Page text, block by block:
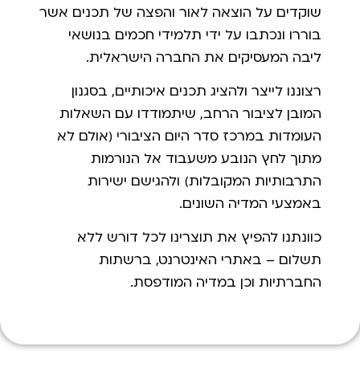
שוקדים על הוצאה לאור והפצה של תכנים אשר
בוררו ונכתבו על ידי תלמידי חכמים בנושאי
ליבה המעסיקים את החברה הישראלית.
רצוננו לייצר ולהציג תכנים איכותיים, בסגנון
המובן לציבור הרחב, שיתמודדו עם השאלות
העומדות במרכז סדר היום הציבורי (אולם לא
מתוך לחץ הנובע משעבוד אל הנורמות
התרבותיות המקובלות) ולהגישם ישירות
באמצעי המדיה השונים.
כוונתנו להפיץ את תוצרינו לכל דורש ללא
תשלום – באתרי האינטרנט, ברשתות
החברתיות וכן במדיה המודפסת.